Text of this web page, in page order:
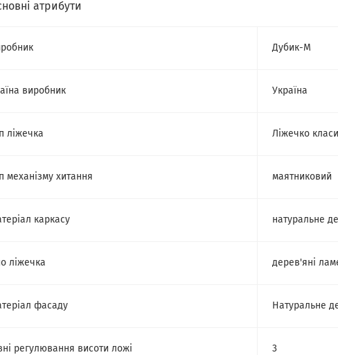
атрибути
Дубик-М
виробник Україна
ліжечка Ліжечко
механізму хитання маятниковий
каркасу натуральне
ліжечка дерев'яні
фасаду Натуральне
регулювання висоти ложі 3